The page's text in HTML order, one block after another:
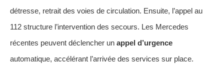
détresse, retrait des voies de circulation. Ensuite, l’appel au
112 structure l’intervention des secours. Les Mercedes
récentes peuvent déclencher un appel d’urgence
automatique, accélérant l’arrivée des services sur place.